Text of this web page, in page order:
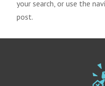
your search, or use the
post.